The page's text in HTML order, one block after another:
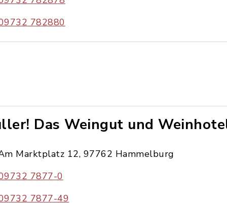
782880
Das Weingut und
Marktplatz 12, 97762 Hammelburg
7877-0
7877-49